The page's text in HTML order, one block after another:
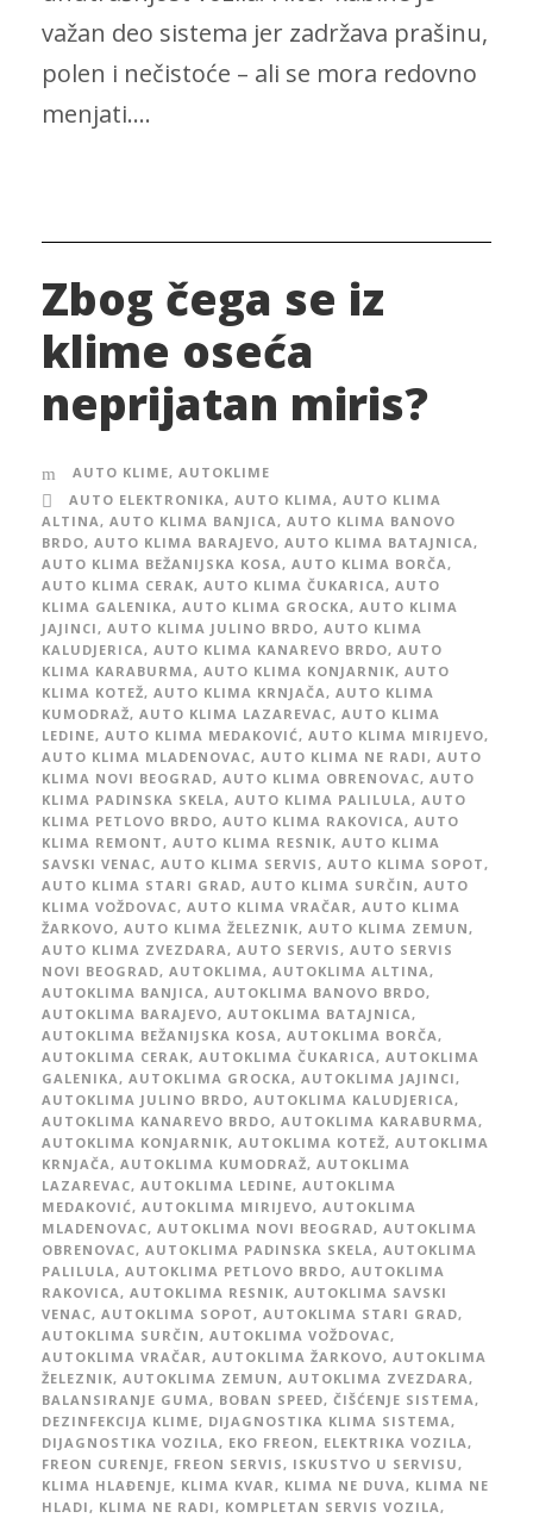
važan deo sistema jer zadržava prašinu,
polen i nečistoće – ali se mora redovno
menjati....
Zbog čega se iz
klime oseća
neprijatan miris?
AUTO KLIME, AUTOKLIME
AUTO ELEKTRONIKA, AUTO KLIMA, AUTO KLIMA
ALTINA, AUTO KLIMA BANJICA, AUTO KLIMA BANOVO
BRDO, AUTO KLIMA BARAJEVO, AUTO KLIMA BATAJNICA,
AUTO KLIMA BEŽANIJSKA KOSA, AUTO KLIMA BORČA,
AUTO KLIMA CERAK, AUTO KLIMA ČUKARICA, AUTO
KLIMA GALENIKA, AUTO KLIMA GROCKA, AUTO KLIMA
JAJINCI, AUTO KLIMA JULINO BRDO, AUTO KLIMA
KALUDJERICA, AUTO KLIMA KANAREVO BRDO, AUTO
KLIMA KARABURMA, AUTO KLIMA KONJARNIK, AUTO
KLIMA KOTEŽ, AUTO KLIMA KRNJAČA, AUTO KLIMA
KUMODRAŽ, AUTO KLIMA LAZAREVAC, AUTO KLIMA
LEDINE, AUTO KLIMA MEDAKOVIĆ, AUTO KLIMA MIRIJEVO,
AUTO KLIMA MLADENOVAC, AUTO KLIMA NE RADI, AUTO
KLIMA NOVI BEOGRAD, AUTO KLIMA OBRENOVAC, AUTO
KLIMA PADINSKA SKELA, AUTO KLIMA PALILULA, AUTO
KLIMA PETLOVO BRDO, AUTO KLIMA RAKOVICA, AUTO
KLIMA REMONT, AUTO KLIMA RESNIK, AUTO KLIMA
SAVSKI VENAC, AUTO KLIMA SERVIS, AUTO KLIMA SOPOT,
AUTO KLIMA STARI GRAD, AUTO KLIMA SURČIN, AUTO
KLIMA VOŽDOVAC, AUTO KLIMA VRAČAR, AUTO KLIMA
ŽARKOVO, AUTO KLIMA ŽELEZNIK, AUTO KLIMA ZEMUN,
AUTO KLIMA ZVEZDARA, AUTO SERVIS, AUTO SERVIS
NOVI BEOGRAD, AUTOKLIMA, AUTOKLIMA ALTINA,
AUTOKLIMA BANJICA, AUTOKLIMA BANOVO BRDO,
AUTOKLIMA BARAJEVO, AUTOKLIMA BATAJNICA,
AUTOKLIMA BEŽANIJSKA KOSA, AUTOKLIMA BORČA,
AUTOKLIMA CERAK, AUTOKLIMA ČUKARICA, AUTOKLIMA
GALENIKA, AUTOKLIMA GROCKA, AUTOKLIMA JAJINCI,
AUTOKLIMA JULINO BRDO, AUTOKLIMA KALUDJERICA,
AUTOKLIMA KANAREVO BRDO, AUTOKLIMA KARABURMA,
AUTOKLIMA KONJARNIK, AUTOKLIMA KOTEŽ, AUTOKLIMA
KRNJAČA, AUTOKLIMA KUMODRAŽ, AUTOKLIMA
LAZAREVAC, AUTOKLIMA LEDINE, AUTOKLIMA
MEDAKOVIĆ, AUTOKLIMA MIRIJEVO, AUTOKLIMA
MLADENOVAC, AUTOKLIMA NOVI BEOGRAD, AUTOKLIMA
OBRENOVAC, AUTOKLIMA PADINSKA SKELA, AUTOKLIMA
PALILULA, AUTOKLIMA PETLOVO BRDO, AUTOKLIMA
RAKOVICA, AUTOKLIMA RESNIK, AUTOKLIMA SAVSKI
VENAC, AUTOKLIMA SOPOT, AUTOKLIMA STARI GRAD,
AUTOKLIMA SURČIN, AUTOKLIMA VOŽDOVAC,
AUTOKLIMA VRAČAR, AUTOKLIMA ŽARKOVO, AUTOKLIMA
ŽELEZNIK, AUTOKLIMA ZEMUN, AUTOKLIMA ZVEZDARA,
BALANSIRANJE GUMA, BOBAN SPEED, ČIŠĆENJE SISTEMA,
DEZINFEKCIJA KLIME, DIJAGNOSTIKA KLIMA SISTEMA,
DIJAGNOSTIKA VOZILA, EKO FREON, ELEKTRIKA VOZILA,
FREON CURENJE, FREON SERVIS, ISKUSTVO U SERVISU,
KLIMA HLAĐENJE, KLIMA KVAR, KLIMA NE DUVA, KLIMA NE
HLADI, KLIMA NE RADI, KOMPLETAN SERVIS VOZILA,